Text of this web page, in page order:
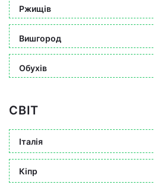
Ржищів
Вишгород
Обухів
СВІТ
Італія
Кіпр